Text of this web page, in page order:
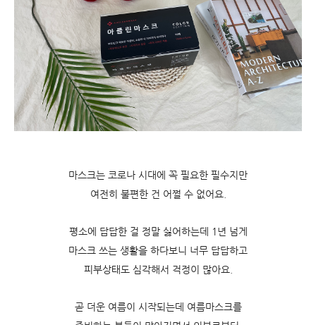
마스크는 코로나 시대에 꼭 필요한 필수지만
여전히 불편한 건 어쩔 수 없어요.
평소에 답답한 걸 정말 싫어하는데 1년 넘게
마스크 쓰는 생활을 하다보니 너무 답답하고
피부상태도 심각해서 걱정이 많아요.
곧 더운 여름이 시작되는데 여름마스크를